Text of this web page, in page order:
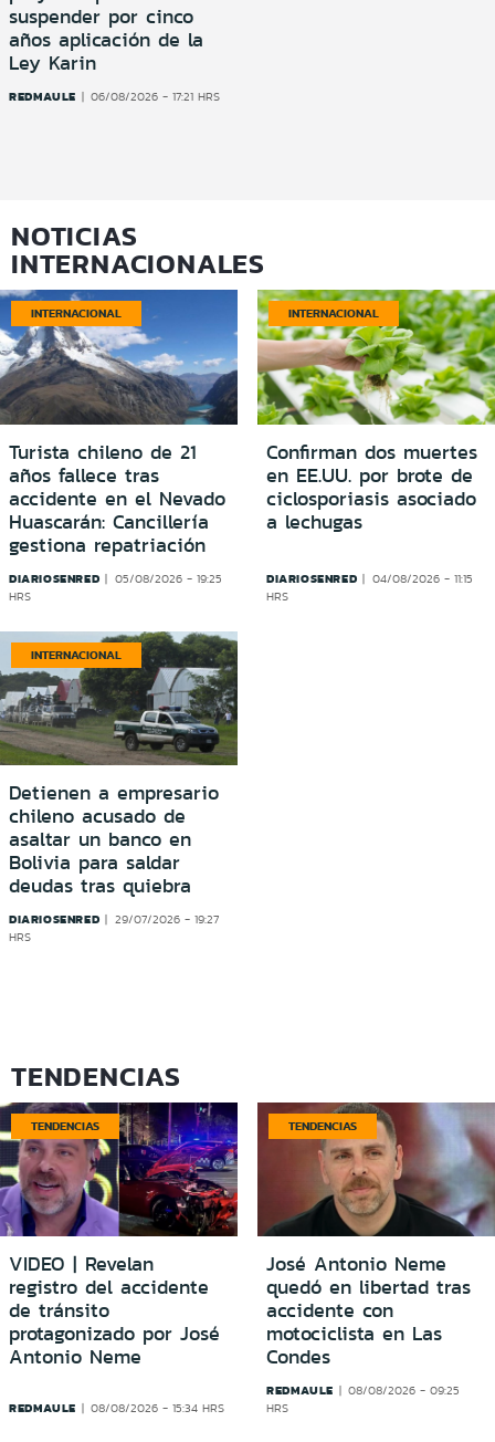
suspender por cinco
años aplicación de la
Ley Karin
REDMAULE 06/08/2026 - 17:21 HRS
NOTICIAS
INTERNACIONALES
INTERNACIONAL
Turista chileno de 21
años fallece tras
accidente en el Nevado
Huascarán: Cancillería
gestiona repatriación
DIARIOSENRED
05/08/2026 - 19:25
HRS
INTERNACIONAL
Confirman dos muertes
en EE.UU. por brote de
ciclosporiasis asociado
a lechugas
DIARIOSENRED
04/08/2026 - 11:15
HRS
INTERNACIONAL
Detienen a empresario
chileno acusado de
asaltar un banco en
Bolivia para saldar
deudas tras quiebra
DIARIOSENRED
29/07/2026 - 19:27
HRS
TENDENCIAS
TENDENCIAS
VIDEO | Revelan
registro del accidente
de tránsito
protagonizado por José
Antonio Neme
REDMAULE 08/08/2026 - 15:34 HRS
TENDENCIAS
José Antonio Neme
quedó en libertad tras
accidente con
motociclista en Las
Condes
REDMAULE
08/08/2026 - 09:25
HRS